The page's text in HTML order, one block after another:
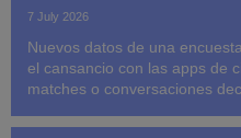
7 July 2026
Nuevos datos de una
el cansancio con las apps de
matches o conversaciones
trabajo.